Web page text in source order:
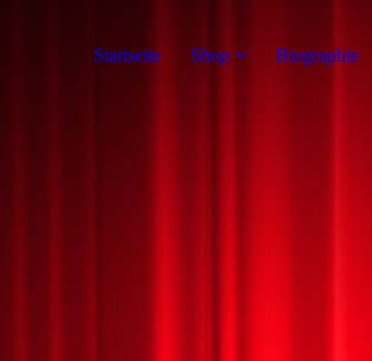
Startseite Shop Biographie